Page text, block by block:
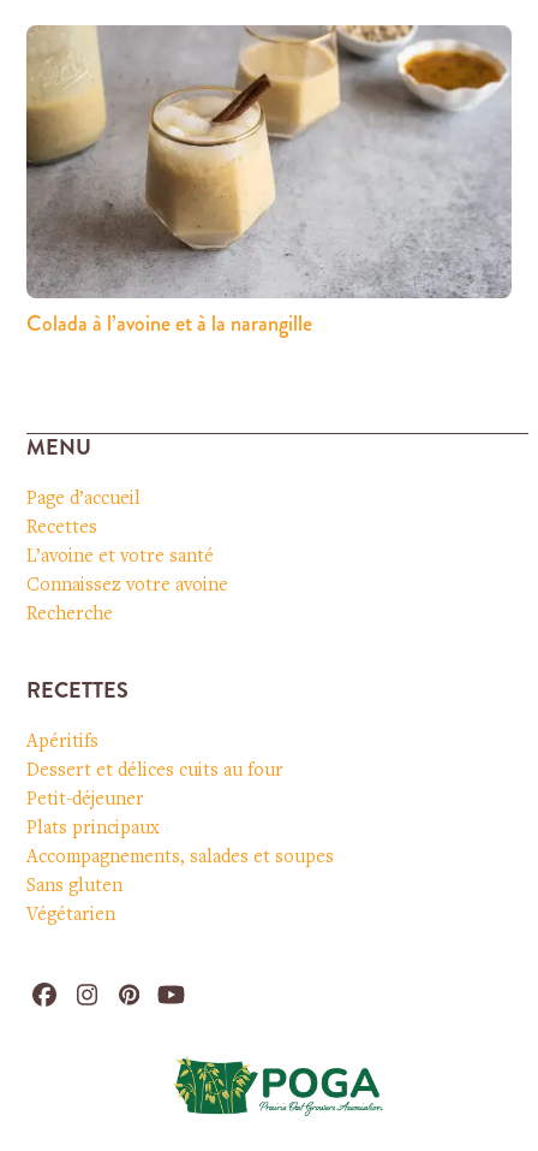
Colada à l’avoine et à la narangille
MENU
Page d’accueil
Recettes
L’avoine et votre santé
Connaissez votre avoine
Recherche
RECETTES
Apéritifs
Dessert et délices cuits au four
Petit-déjeuner
Plats principaux
Accompagnements, salades et soupes
Sans gluten
Végétarien
Facebook
Instagram
PinterestYouTube